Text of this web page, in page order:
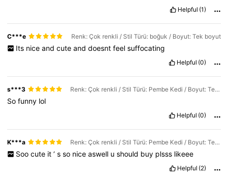
Helpful (1)
C***e Renk: Çok renkli / Stil Türü: boğuk / Boyut: Tek boyut
Its nice and cute and doesnt feel suffocating
Helpful (0)
s***3 Renk: Çok renkli / Stil Türü: Pembe Kedi / Boyut: Tek boyut
Sofunny lol
Helpful (0)
K***a Renk: Çok renkli / Stil Türü: Pembe Kedi / Boyut: Tek boyut
Soo cute it ’ s so nice aswell u should buy plsss likeee
Helpful (2)